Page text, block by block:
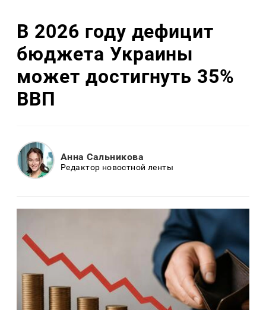
В 2026 году дефицит
бюджета Украины
может достигнуть 35%
ВВП
Анна Сальникова
Редактор новостной ленты